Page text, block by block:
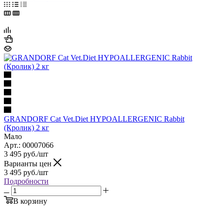
GRANDORF Cat Vet.Diet HYPOALLERGENIC Rabbit
(Кролик) 2 кг
Мало
Арт.: 00007066
3 495 руб./шт
Варианты цен
3 495 руб./шт
Подробности
В корзину